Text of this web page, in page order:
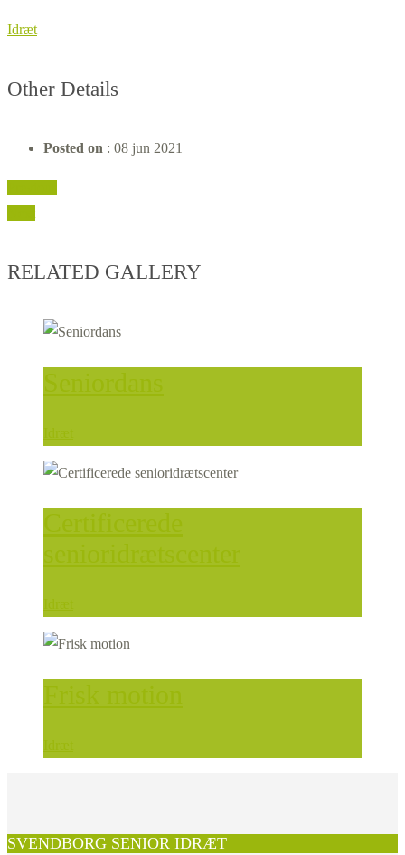
Idræt
Other Details
Posted on : 08 jun 2021
RELATED GALLERY
Seniordans
Idræt
Certificerede
senioridrætscenter
Idræt
Frisk motion
Idræt
SVENDBORG SENIOR IDRÆT